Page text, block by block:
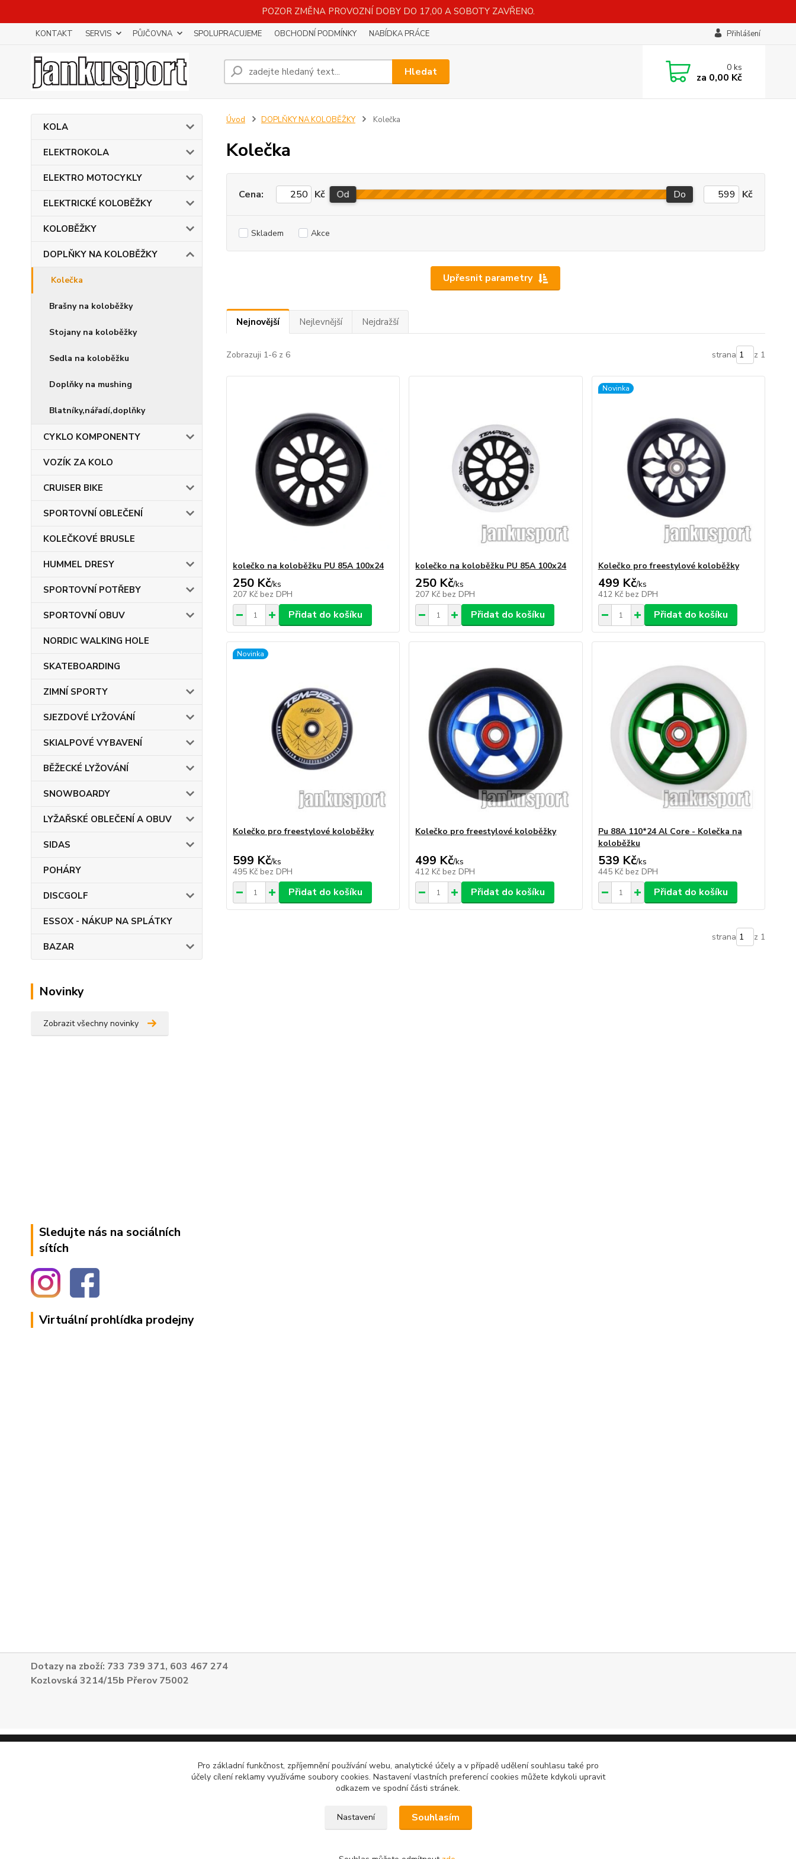
POZOR ZMĚNA PROVOZNÍ DOBY DO 17,00 A SOBOTY ZAVŘENO.
KONTAKT SERVIS PŮJČOVNA SPOLUPRACUJEME OBCHODNÍ PODMÍNKY NABÍDKA PRÁCE Přihlášení
Hledat 0ks
za 0,00 Kč
KOLA
ELEKTROKOLA
ELEKTRO MOTOCYKLY
ELEKTRICKÉ KOLOBĚŽKY
KOLOBĚŽKY
DOPLŇKY NA KOLOBĚŽKY
Kolečka
Brašny na koloběžky
Stojany na koloběžky
Sedla na koloběžku
Doplňky na mushing
Blatníky,nářadí,doplňky
CYKLO KOMPONENTY
VOZÍK ZA KOLO
CRUISER BIKE
SPORTOVNÍ OBLEČENÍ
KOLEČKOVÉ BRUSLE
HUMMEL DRESY
SPORTOVNÍ POTŘEBY
SPORTOVNÍ OBUV
NORDIC WALKING HOLE
SKATEBOARDING
ZIMNÍ SPORTY
SJEZDOVÉ LYŽOVÁNÍ
SKIALPOVÉ VYBAVENÍ
BĚŽECKÉ LYŽOVÁNÍ
SNOWBOARDY
LYŽAŘSKÉ OBLEČENÍ A OBUV
SIDAS
POHÁRY
DISCGOLF
ESSOX - NÁKUP NA SPLÁTKY
BAZAR
Novinky
Zobrazit všechny novinky
Sledujte nás na sociálních
sítích
Virtuální prohlídka prodejny
Úvod DOPLŇKY NA KOLOBĚŽKY Kolečka
Kolečka
Upřesnit parametry
Cena: Kč Od Do Kč
Skladem Akce
Nejnovější Nejlevnější Nejdražší
Zobrazuji 1-6 z 6 strana z 1
kolečko na koloběžku PU 85A 100x24
250 Kč/ks
207 Kč bez DPH
Přidat do košíku
kolečko na koloběžku PU 85A 100x24
250 Kč/ks
207 Kč bez DPH
Přidat do košíku
Novinka
Kolečko pro freestylové koloběžky
499 Kč/ks
412 Kč bez DPH
Přidat do košíku
Novinka
Kolečko pro freestylové koloběžky
599 Kč/ks
495 Kč bez DPH
Přidat do košíku
Kolečko pro freestylové koloběžky
499 Kč/ks
412 Kč bez DPH
Přidat do košíku
Pu 88A 110*24 Al Core - Kolečka na
koloběžku
539 Kč/ks
445 Kč bez DPH
Přidat do košíku
strana z 1
Dotazy na zboží: 733 739 371, 603 467 274
Kozlovská 3214/15b Přerov 75002
Pro základní funkčnost, zpříjemnění používání webu, analytické účely a v případě udělení souhlasu také pro
účely cílení reklamy využíváme soubory cookies. Nastavení vlastních preferencí cookies můžete kdykoli upravit
odkazem ve spodní části stránek.
Nastavení Souhlasím